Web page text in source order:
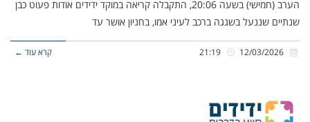
הערב (חמישי) בשעה 20:06, התקבלה קריאה במוקד ידידים אודות פעוט כבן
שנתיים שננעל בשגגה ברכב לעיני אמו, בחניון אושר עד
קרא עוד ←